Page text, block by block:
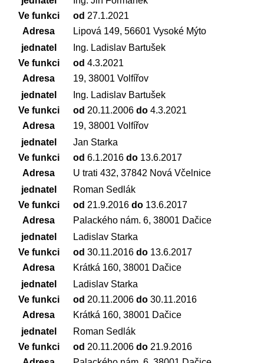
Ve funkci
od 27.1.2021
Adresa
Lipová 149, 56601 Vysoké Mýto
jednatel
Ing. Ladislav Bartušek
Ve funkci
od 4.3.2021
Adresa
19, 38001 Volfířov
jednatel
Ing. Ladislav Bartušek
Ve funkci
od 20.11.2006 do4.3.2021
Adresa
19, 38001 Volfířov
jednatel
Jan Starka
Ve funkci
od 6.1.2016 do13.6.2017
Adresa
U trati 432, 37842 Nová Včelnice
jednatel
Roman Sedlák
Ve funkci
od 21.9.2016 do13.6.2017
Adresa
Palackého nám. 6, 38001 Dačice
jednatel
Ladislav Starka
Ve funkci
od 30.11.2016 do13.6.2017
Adresa
Krátká 160, 38001 Dačice
jednatel
Ladislav Starka
Ve funkci
od 20.11.2006 do30.11.2016
Adresa
Krátká 160, 38001 Dačice
jednatel
Roman Sedlák
Ve funkci
od 20.11.2006 do21.9.2016